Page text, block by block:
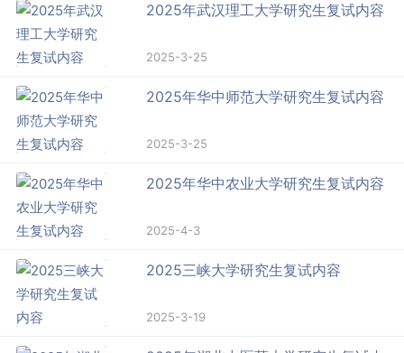
2025年武汉理工大学研究生复试内容
2025-3-25
2025年华中师范大学研究生复试内容
2025-3-25
2025年华中农业大学研究生复试内容
2025-4-3
2025三峡大学研究生复试内容
2025-3-19